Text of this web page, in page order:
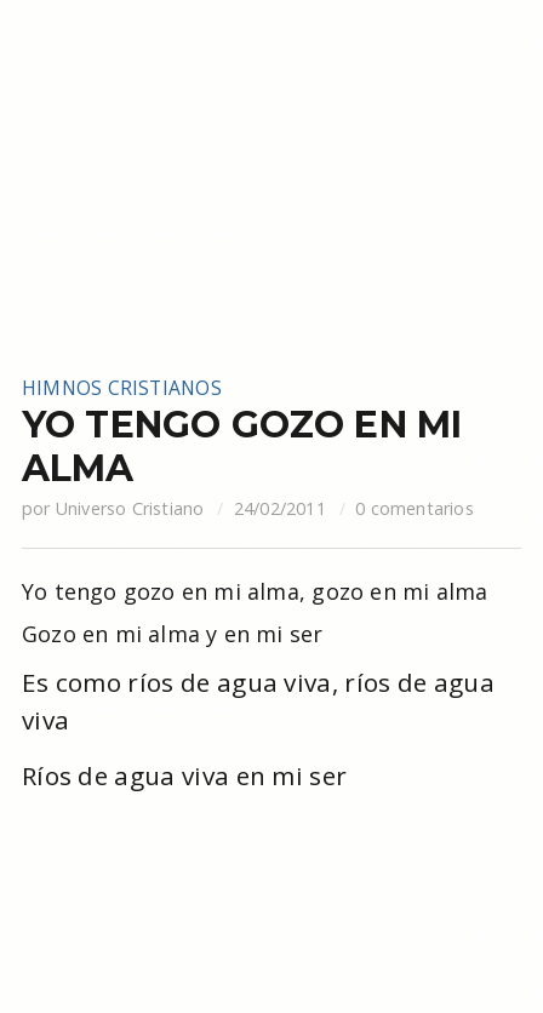
HIMNOS CRISTIANOS
YO TENGO GOZO EN MI
ALMA
por Universo Cristiano 24/02/2011 0 comentarios
Yo tengo gozo en mi alma, gozo en mi alma
Gozo en mi alma y en mi ser
Es como ríos de agua viva, ríos de agua
viva
Ríos de agua viva en mi ser